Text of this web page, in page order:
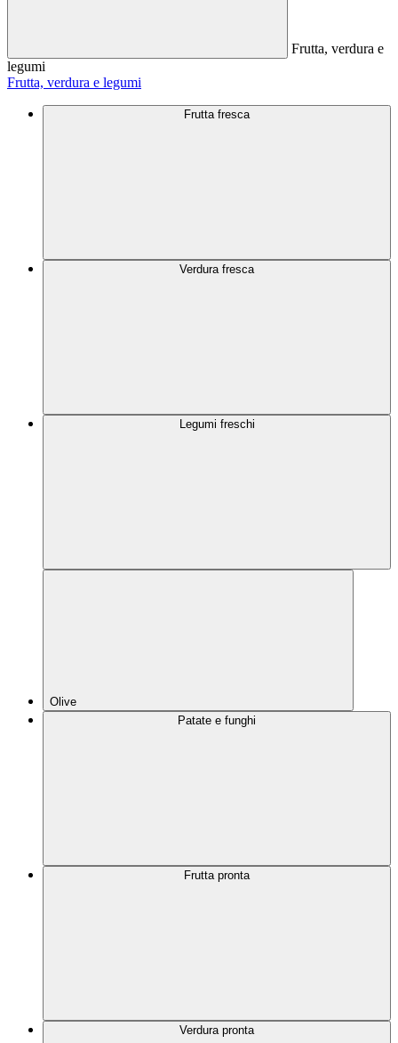
Frutta, verdura e
legumi
Frutta, verdura e legumi
Frutta fresca
Verdura fresca
Legumi freschi
Olive
Patate e funghi
Frutta pronta
Verdura pronta